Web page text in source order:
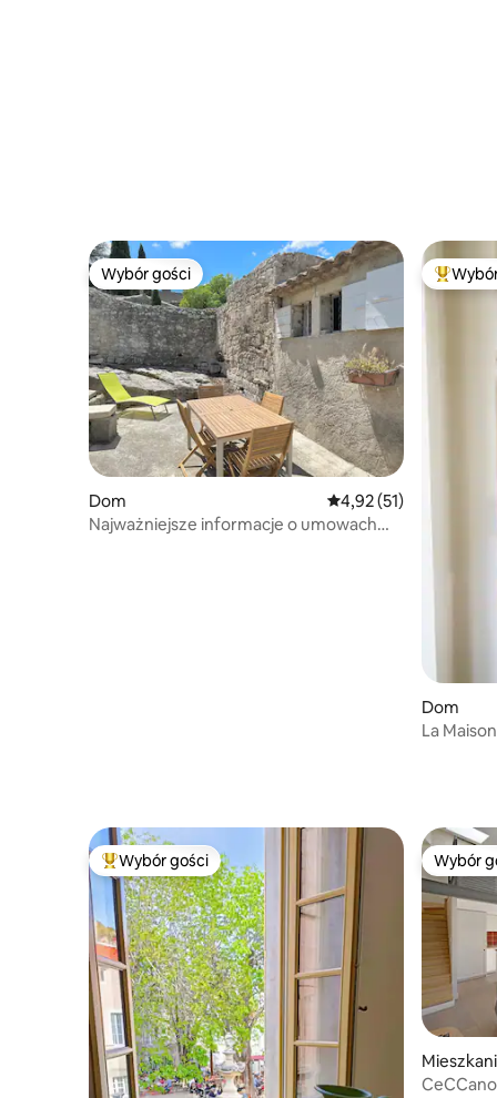
Wybór gości
Wybór gości
Dom Średnia ocena: 4,92
4,92 (51)
Najważniejsze informacje o umowach
Dom
La
Najpopularniejsze z kategorii Wybór gości
Wybór gości Wybór
Wybór